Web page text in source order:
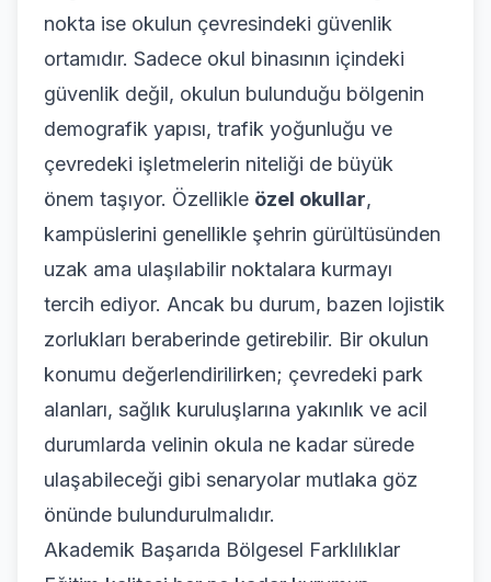
nokta ise okulun çevresindeki güvenlik
ortamıdır. Sadece okul binasının içindeki
güvenlik değil, okulun bulunduğu bölgenin
demografik yapısı, trafik yoğunluğu ve
çevredeki işletmelerin niteliği de büyük
önem taşıyor. Özellikle özel okullar,
kampüslerini genellikle şehrin gürültüsünden
uzak ama ulaşılabilir noktalara kurmayı
tercih ediyor. Ancak bu durum, bazen lojistik
zorlukları beraberinde getirebilir. Bir okulun
konumu değerlendirilirken; çevredeki park
alanları, sağlık kuruluşlarına yakınlık ve acil
durumlarda velinin okula ne kadar sürede
ulaşabileceği gibi senaryolar mutlaka göz
önünde bulundurulmalıdır.
Akademik Başarıda Bölgesel Farklılıklar